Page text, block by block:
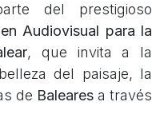
del prestigioso
Audiovisual para la
, que invita a la
del paisaje, la
de Baleares a través